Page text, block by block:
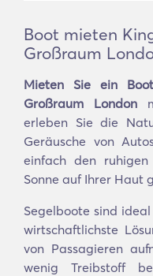
Boot mieten
Großraum
Mieten Sie ein
Großraum London
erleben Sie die
Geräusche von
einfach den
Sonne auf Ihrer Haut
Segelboote sind
wirtschaftlichste
von Passagieren
wenig Treibstoff